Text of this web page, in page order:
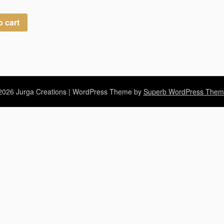
cart
Jurga Creations | WordPress Theme by Superb WordPress